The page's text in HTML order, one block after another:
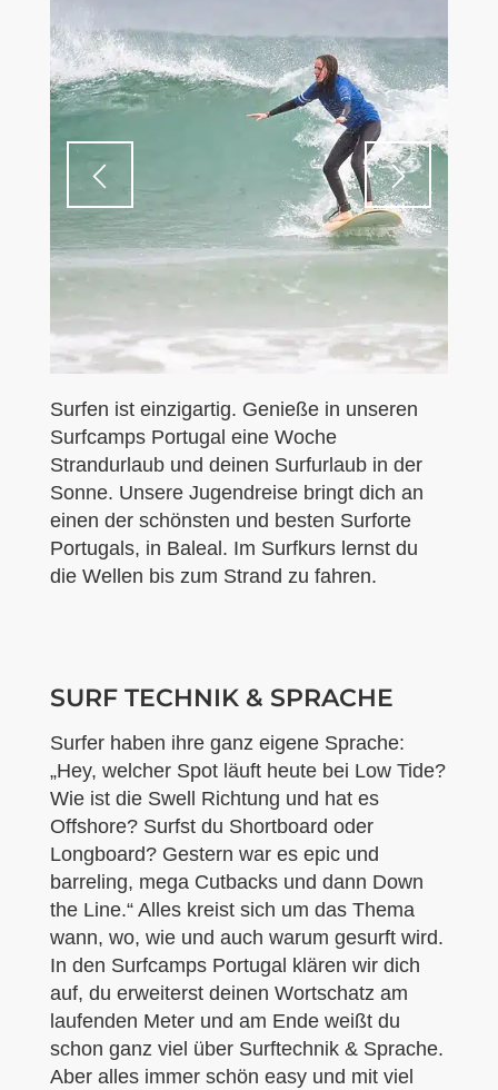
Surfen ist einzigartig. Genieße in unseren
Surfcamps Portugal eine Woche
Strandurlaub und deinen Surfurlaub in der
Sonne. Unsere Jugendreise bringt dich an
einen der schönsten und besten Surforte
Portugals, in Baleal. Im Surfkurs lernst du
die Wellen bis zum Strand zu fahren.
SURF TECHNIK & SPRACHE
Surfer haben ihre ganz eigene Sprache:
„Hey, welcher Spot läuft heute bei Low Tide?
Wie ist die Swell Richtung und hat es
Offshore? Surfst du Shortboard oder
Longboard? Gestern war es epic und
barreling, mega Cutbacks und dann Down
the Line.“ Alles kreist sich um das Thema
wann, wo, wie und auch warum gesurft wird.
In den Surfcamps Portugal klären wir dich
auf, du erweiterst deinen Wortschatz am
laufenden Meter und am Ende weißt du
schon ganz viel über Surftechnik & Sprache.
Aber alles immer schön easy und mit viel